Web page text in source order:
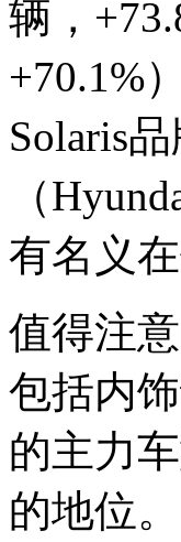
辆，
+70.1%
Solaris
（
有名义在
值得注
包括内
的主力
的地位。